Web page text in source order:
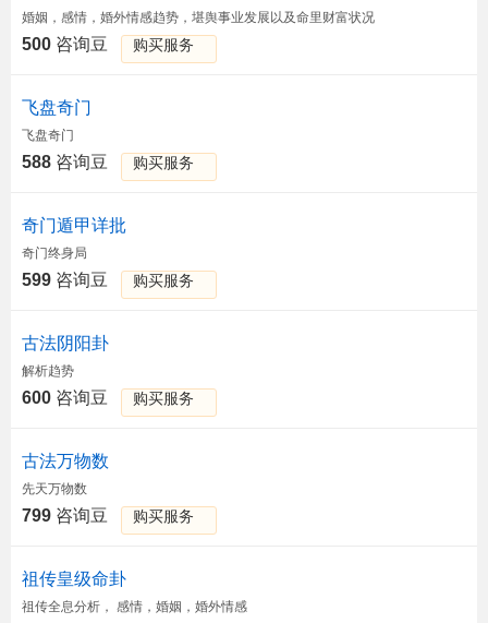
婚姻，感情，婚外情感趋势，堪舆事业发展以及命里财富状况
500 咨询豆 购买服务
飞盘奇门
飞盘奇门
588 咨询豆 购买服务
奇门遁甲详批
奇门终身局
599 咨询豆 购买服务
古法阴阳卦
解析趋势
600 咨询豆 购买服务
古法万物数
先天万物数
799 咨询豆 购买服务
祖传皇级命卦
祖传全息分析， 感情，婚姻，婚外情感